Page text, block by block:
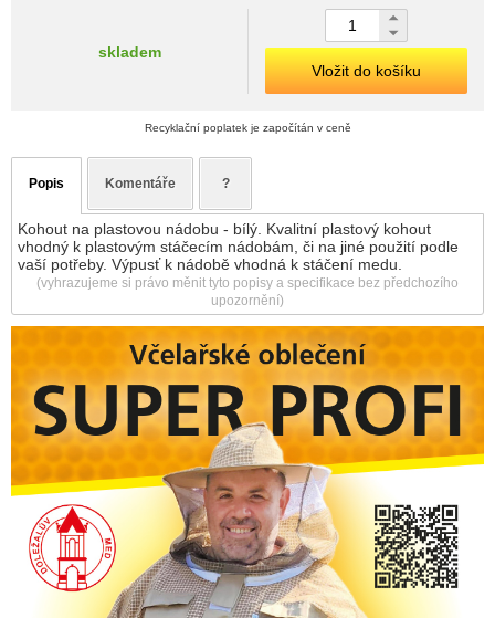
skladem
Vložit do košíku
Recyklační poplatek je započítán v ceně
Popis Komentáře ?
Kohout na plastovou nádobu - bílý. Kvalitní plastový kohout
vhodný k plastovým stáčecím nádobám, či na jiné použití podle
vaší potřeby. Výpusť k nádobě vhodná k stáčení medu.
(vyhrazujeme si právo měnit tyto popisy a specifikace bez předchozího
upozornění)